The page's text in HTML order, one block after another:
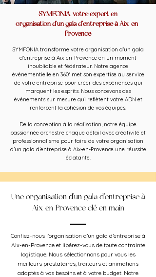
SYMFONIA, votre expert en
organisation d’un gala d’entreprise à Aix-en-
Provence
SYMFONIA transforme votre organisation d’un gala
d’entreprise à Aix-en-Provence en un moment
inoubliable et fédérateur. Notre agence
événementielle en 360° met son expertise au service
de votre entreprise pour créer des expériences qui
marquent les esprits. Nous concevons des
événements sur mesure qui reflètent votre ADN et
renforcent la cohésion de vos équipes.
De la conception à la réalisation, notre équipe
passionnée orchestre chaque détail avec créativité et
professionnalisme pour faire de votre organisation
d’un gala d’entreprise à Aix-en-Provence une réussite
éclatante.
Une organisation d’un gala d’entreprise à
Aix-en-Provence clé en main
Confiez-nous l'organisation d’un gala d’entreprise à
Aix-en-Provence et libérez-vous de toute contrainte
logistique. Nous sélectionnons pour vous les
meilleurs prestataires, traiteurs et animations
adaptés à vos besoins et à votre budget. Notre